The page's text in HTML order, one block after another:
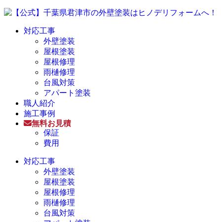
対応工事
外壁塗装
屋根塗装
屋根修理
雨樋修理
台風対策
アパート塗装
職人紹介
施工事例
無料お見積
保証
費用
対応工事
外壁塗装
屋根塗装
屋根修理
雨樋修理
台風対策